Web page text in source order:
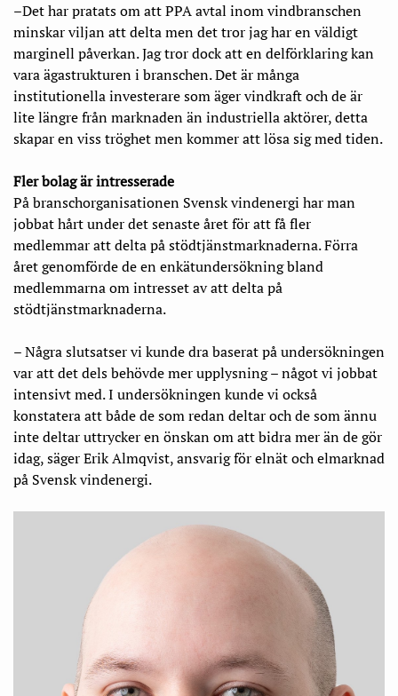
–Det har pratats om att PPA avtal inom vindbranschen
minskar viljan att delta men det tror jag har en väldigt
marginell påverkan. Jag tror dock att en delförklaring kan
vara ägastrukturen i branschen. Det är många
institutionella investerare som äger vindkraft och de är
lite längre från marknaden än industriella aktörer, detta
skapar en viss tröghet men kommer att lösa sig med tiden.
Fler bolag är intresserade
På branschorganisationen Svensk vindenergi har man
jobbat hårt under det senaste året för att få fler
medlemmar att delta på stödtjänstmarknaderna. Förra
året genomförde de en enkätundersökning bland
medlemmarna om intresset av att delta på
stödtjänstmarknaderna.
– Några slutsatser vi kunde dra baserat på undersökningen
var att det dels behövde mer upplysning – något vi jobbat
intensivt med. I undersökningen kunde vi också
konstatera att både de som redan deltar och de som ännu
inte deltar uttrycker en önskan om att bidra mer än de gör
idag, säger Erik Almqvist, ansvarig för elnät och elmarknad
på Svensk vindenergi.